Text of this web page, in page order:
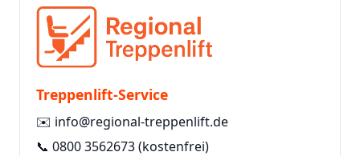
Treppenlift-Service
✉️ info@regional-treppenlift.de
📞 0800 3562673(kostenfrei)